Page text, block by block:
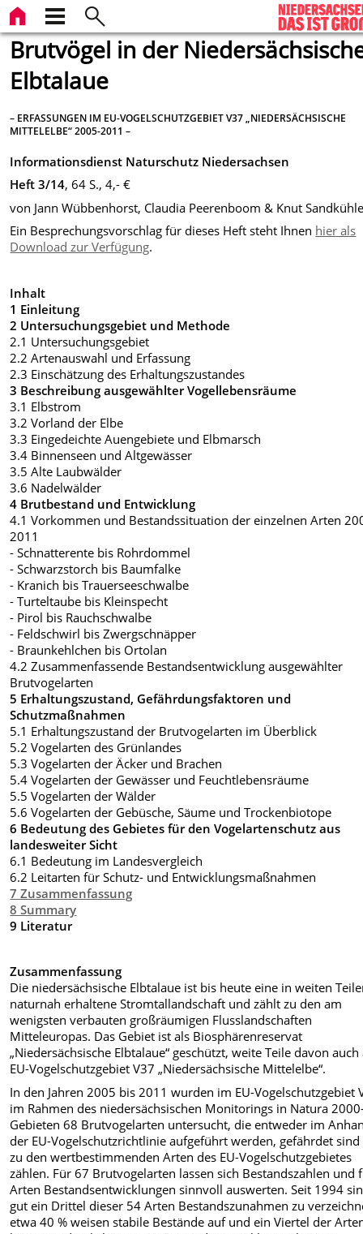
Brutvögel in der
Elbtalaue
– ERFASSUNGEN IM EU-VOGELSCHUTZGEBIET V37 „NIEDERSÄCHSISCHE
MITTELELBE“ 2005-2011 –
Informationsdienst Naturschutz Niedersachsen
Heft 3/14, 64 S., 4,- €
von Jann Wübbenhorst, Claudia Peerenboom & Knut
Ein Besprechungsvorschlag für dieses Heft steht Ihnen hier als
Download zur Verfügung.
Inhalt
1 Einleitung
2 Untersuchungsgebiet und Methode
2.1 Untersuchungsgebiet
2.2 Artenauswahl und Erfassung
2.3 Einschätzung des Erhaltungszustandes
3 Beschreibung ausgewählter Vogellebensräume
3.1 Elbstrom
3.2 Vorland der Elbe
3.3 Eingedeichte Auengebiete und Elbmarsch
3.4 Binnenseen und Altgewässer
3.5 Alte Laubwälder
3.6 Nadelwälder
4 Brutbestand und Entwicklung
4.1 Vorkommen und Bestandssituation der einzelnen Arten
2011
- Schnatterente bis Rohrdommel
- Schwarzstorch bis Baumfalke
- Kranich bis Trauerseeschwalbe
- Turteltaube bis Kleinspecht
- Pirol bis Rauchschwalbe
- Feldschwirl bis Zwergschnäpper
- Braunkehlchen bis Ortolan
4.2 Zusammenfassende Bestandsentwicklung ausgewählter
Brutvogelarten
5 Erhaltungszustand, Gefährdungsfaktoren und
Schutzmaßnahmen
5.1 Erhaltungszustand der Brutvogelarten im Überblick
5.2 Vogelarten des Grünlandes
5.3 Vogelarten der Äcker und Brachen
5.4 Vogelarten der Gewässer und Feuchtlebensräume
5.5 Vogelarten der Wälder
5.6 Vogelarten der Gebüsche, Säume und Trockenbiotope
6 Bedeutung des Gebietes für den Vogelartenschutz aus
landesweiter Sicht
6.1 Bedeutung im Landesvergleich
6.2 Leitarten für Schutz- und Entwicklungsmaßnahmen
7 Zusammenfassung
8 Summary
9 Literatur
Zusammenfassung
Die niedersächsische Elbtalaue ist bis heute eine in weiten
naturnah erhaltene Stromtallandschaft und zählt zu den am
wenigsten verbauten großräumigen Flusslandschaften
Mitteleuropas. Das Gebiet ist als Biosphärenreservat
„Niedersächsische Elbtalaue“ geschützt, weite Teile davon auch
EU-Vogelschutzgebiet V37 „Niedersächsische Mittelelbe“.
In den Jahren 2005 bis 2011 wurden im EU-Vogelschutzgebiet
im Rahmen des niedersächsischen Monitorings in Natura
Gebieten 68 Brutvogelarten untersucht, die entweder im
der EU-Vogelschutzrichtlinie aufgeführt werden, gefährdet
zu den wertbestimmenden Arten des EU-Vogelschutzgebietes
zählen. Für 67 Brutvogelarten lassen sich Bestandszahlen und
Arten Bestandsentwicklungen sinnvoll auswerten. Seit 1994
gut ein Drittel dieser 54 Arten Bestandszunahmen zu
etwa 40 % weisen stabile Bestände auf und ein Viertel der